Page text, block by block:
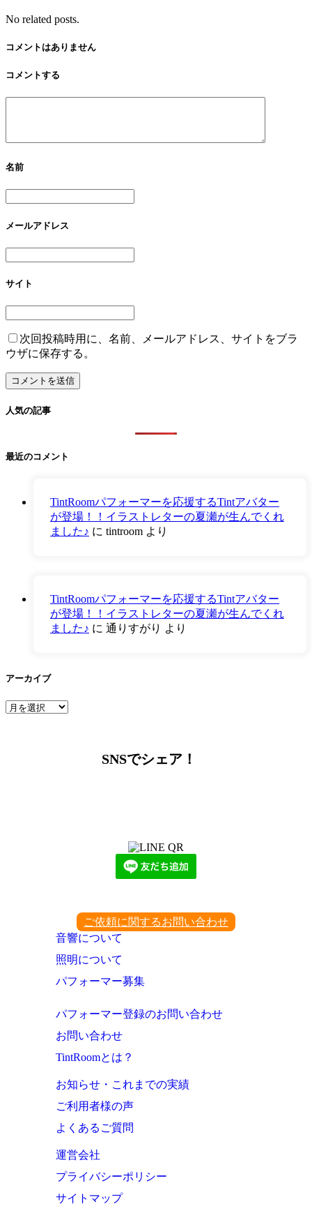
No related posts.
コメントはありません
コメントする
名前
メールアドレス
サイト
次回投稿時用に、名前、メールアドレス、サイトをブラ
ウザに保存する。
人気の記事
最近のコメント
TintRoomパフォーマーを応援するTintアバター
が登場！！イラストレターの夏瀬が生んでくれ
ました♪ に tintroom より
TintRoomパフォーマーを応援するTintアバター
が登場！！イラストレターの夏瀬が生んでくれ
ました♪ に 通りすがり より
アーカイブ
ア
SNSでシェア！
ご依頼に関するお問い合わせ
音響について
照明について
パフォーマー募集
パフォーマー登録のお問い合わせ
お問い合わせ
TintRoomとは？
お知らせ・これまでの実績
ご利用者様の声
よくあるご質問
運営会社
プライバシーポリシー
サイトマップ